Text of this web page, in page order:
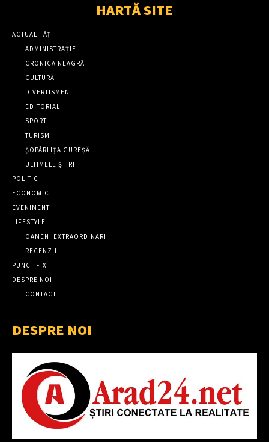
HARTĂ SITE
ACTUALITĂȚI
ADMINISTRAȚIE
CRONICA NEAGRĂ
CULTURĂ
DIVERTISMENT
EDITORIAL
SPORT
TURISM
ȘOPÂRLIȚA GUREȘĂ
ULTIMELE ȘTIRI
POLITIC
ECONOMIC
EVENIMENT
LIFESTYLE
OAMENI EXTRAORDINARI
RECENZII
PUNCT FIX
DESPRE NOI
CONTACT
DESPRE NOI